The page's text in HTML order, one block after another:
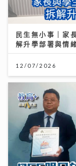
民生無小事｜家
解升學部署與情
12/07/2026